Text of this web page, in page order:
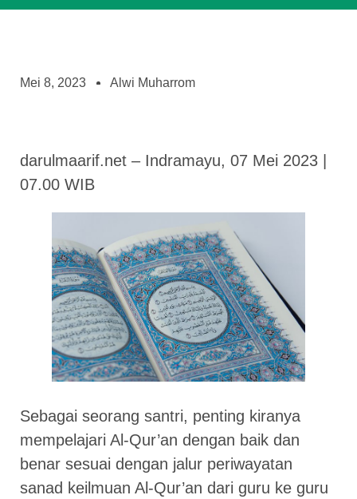
Mei 8, 2023 Alwi Muharrom
darulmaarif.net – Indramayu, 07 Mei 2023 |
07.00 WIB
Sebagai seorang santri, penting kiranya
mempelajari Al-Qur’an dengan baik dan
benar sesuai dengan jalur periwayatan
sanad keilmuan Al-Qur’an dari guru ke guru